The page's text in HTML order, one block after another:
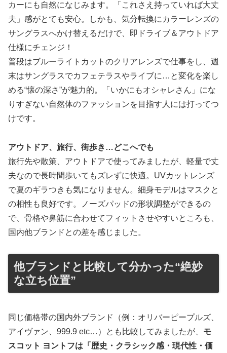
カーにも自然になじみます。「これさえ持っていれば大丈
夫」感がとても安心。しかも、気分転換にカラーレンズの
サングラスへかけ替えるだけで、即ドライブ＆アウトドア
仕様にチェンジ！
普段はブルーライトカットのクリアレンズで仕事をし、週
末はサングラスでカフェテラスやライブに…と変化を楽し
める“懐の深さ”が魅力的。「いかにもオシャレさん」にな
りすぎない自然体のファッションを目指す人には打ってつ
けです。
アウトドア、旅行、街歩き…どこへでも
旅行先や散策、アウトドアで使ってみましたが、軽量で丈
夫なので長時間歩いてもズレずに快適。UVカットレンズ
で夏のギラつきも気になりません。細身モデルはマスクと
の相性も良好です。ノーズパッドの形状調整ができるの
で、骨格や鼻筋に合わせてフィットさせやすいところも、
国内他ブランドとの差を感じました。
他ブランドと比較して分かった“絶妙
な立ち位置”
同じ価格帯の国内外ブランド（例：オリバーピープルズ、
アイヴァン、999.9 etc…）とも比較してみましたが、 モ
スコット ヨントフは「歴史・クラシック感・現代性・価